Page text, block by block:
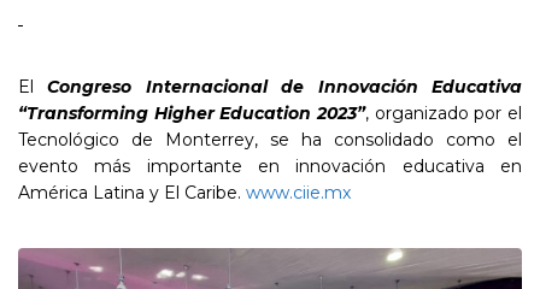
ElCongreso Internacional de Innovación Educativa
“Transforming Higher Education 2023”, organizado por el
Tecnológico de Monterrey, se ha consolidado como el
evento más importante en innovación educativa en
América Latina y El Caribe. www.ciie.mx